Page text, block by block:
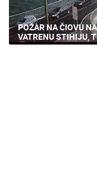
POŽAR NA ČIOVU
VATRENU STIHIJU,